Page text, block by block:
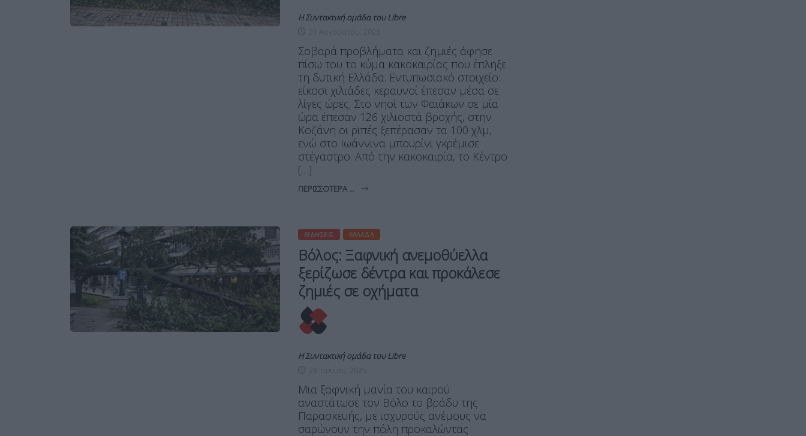
Η Συντακτική ομάδα του Libre
Σοβαρά προβλήματα και ζημιές άφησε
πίσω του το κύμα κακοκαιρίας που έπληξε
τη δυτική Ελλάδα. Εντυπωσιακό στοιχείο:
είκοσι χιλιάδες κεραυνοί έπεσαν μέσα σε
λίγες ώρες. Στο νησί των Φαιάκων σε μία
ώρα έπεσαν 126 χιλιοστά βροχής, στην
Κοζάνη οι ριπές ξεπέρασαν τα 100 χλμ,
ενώ στο Ιωάννινα μπουρίνι γκρέμισε
στέγαστρο. Από την κακοκαιρία, το Κέντρο
[…]
ΠΕΡΙΣΣΌΤΕΡΑ ...
ΕΙΔΉΣΕΙΣ ΕΛΛΆΔΑ
Βόλος: Ξαφνική ανεμοθύελλα
ξερίζωσε δέντρα και προκάλεσε
ζημιές σε οχήματα
Η Συντακτική ομάδα του Libre
Μια ξαφνική μανία του καιρού
αναστάτωσε τον Βόλο το βράδυ της
Παρασκευής, με ισχυρούς ανέμους να
σαρώνουν την πόλη προκαλώντας